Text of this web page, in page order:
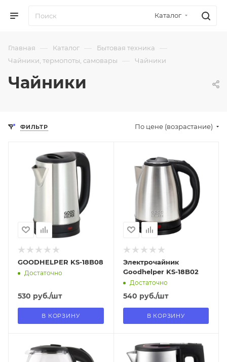
Каталог
Главная — Каталог — Бытовая техника —
Чайники, термопоты, самовары — Чайники
Чайники
ФИЛЬТР По цене (возрастание)
Отправим
13.08.2026
В наличии в пункте
GOODHELPER KS-18B08
Достаточно
530 руб./шт
В КОРЗИНУ
13.08.2026
В наличии в пункте
самовывоза
Электрочайник
Goodhelper KS-18B02
Достаточно
540 руб./шт
В КОРЗИНУ
Отправим
13.08.2026
Отправим
13.08.2026